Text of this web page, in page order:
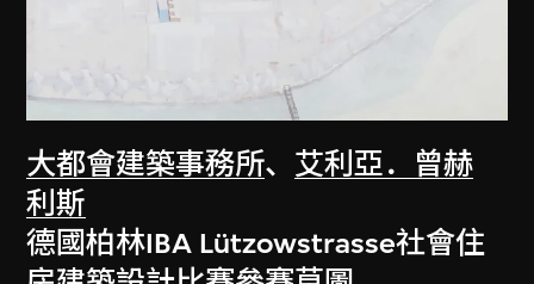
大都會建築事務所、 艾利亞．曾赫
利斯
德國柏林IBA Lützowstrasse社會住